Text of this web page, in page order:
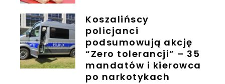
Koszalińscy
policjanci
podsumowują akcję
“Zero tolerancji” – 35
mandatów i kierowca
po narkotykach